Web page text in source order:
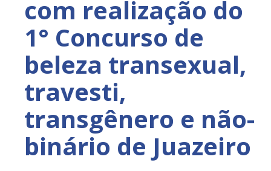
com realização do
1° Concurso de
beleza transexual,
travesti,
transgênero e não-
binário de Juazeiro